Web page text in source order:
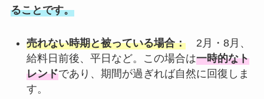
ることです。
売れない時期と被っている場合：2月・8月、
給料日前後、平日など。この場合は一時的なト
レンドであり、期間が過ぎれば自然に回復しま
す。